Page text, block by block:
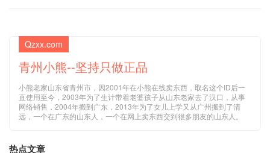
Qzxx.com
青州小熊--坚持只做正品
小熊老家山东省青州市，因2001年在小熊在线卖东西，取名这个ID后一
直使用至今，2003年为了生计带着老婆孩子从山东老家去了汉口，从事
网络销售，2004年搬到广东，2013年为了女儿上学又从广州搬到了清
远，一个在广东的山东人，一个在网上卖东西交到很多朋友的山东人。
热点文章